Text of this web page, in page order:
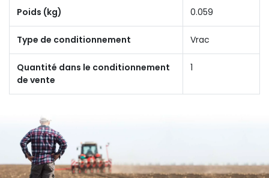
Poids (kg) 0.059
Type de conditionnement Vrac
Quantité dans le conditionnement
de vente
1